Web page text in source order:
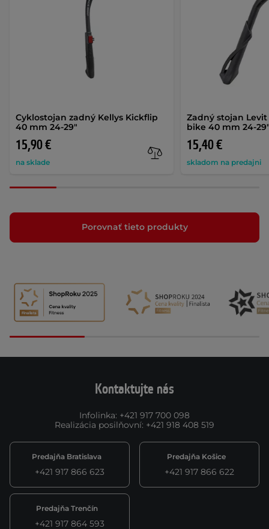
Cyklostojan zadný Kellys Kickflip
40 mm 24-29"
15,90 €
na sklade
Zadný stojan Levit
bike 40 mm 24-
15,40 €
skladom na predajni
Porovnať tieto produkty
Kontaktujte nás
Infolinka: +421 917 700 098
Realizácia posilňovní: +421 918 408 519
Predajňa Bratislava
+421 917 866 623
Predajňa Košice
+421 917 866 622
Predajňa Trenčín
+421 917 864 593